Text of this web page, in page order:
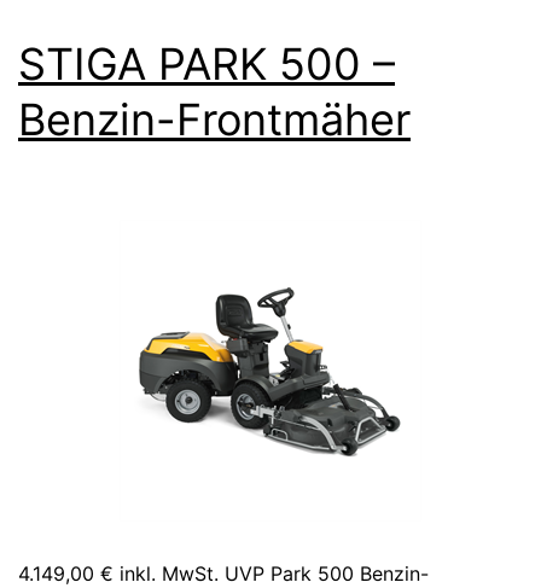
STIGA PARK 500 –
Benzin-Frontmäher
4.149,00 € inkl. MwSt. UVP Park 500 Benzin-